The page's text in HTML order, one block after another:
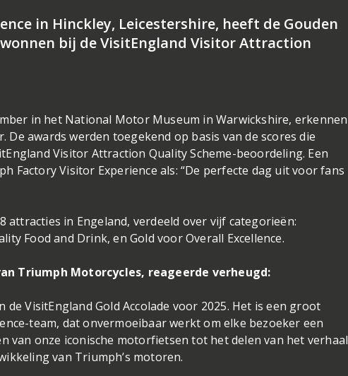
in Hinckley, Leicestershire, heeft de Gouden
bij de VisitEngland Visitor Attraction
in het National Motor Museum in Warwickshire, erkennen
awards werden toegekend op basis van de scores die
Visitor Attraction Quality Scheme-beoordeling. Een
Factory Visitor Experience als: “De perfecte dag uit voor fans
attracties in Engeland, verdeeld over vijf categorieën:
Food and Drink, en Gold voor Overall Excellence.
Triumph Motorcycles, reageerde verheugd:
VisitEngland Gold Accolade voor 2025. Het is een groot
team, dat onvermoeibaar werkt om elke bezoeker een
van onze iconische motorfietsen tot het delen van het verhaal
van Triumph’s motoren.